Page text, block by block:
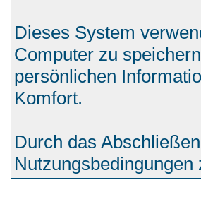
Dieses System
Computer zu
persönlichen
Komfort.
Durch das
Nutzungsbedingungen